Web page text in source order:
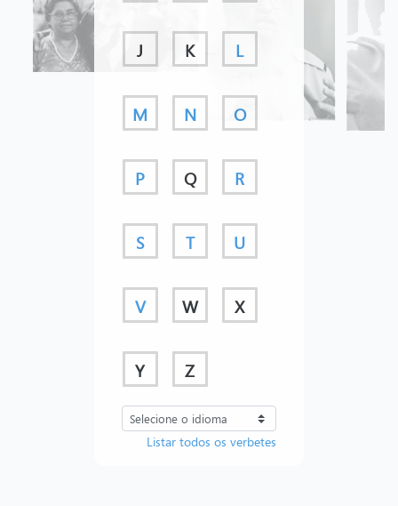
J K L
M N O
P Q R
S T U
V W X
Y Z
Listar todos os verbetes